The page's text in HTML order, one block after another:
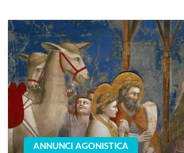
ANNUNCI AGONISTICA